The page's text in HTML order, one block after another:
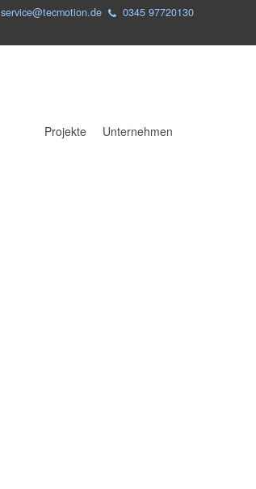
0345 97720130
service@tecmotion.de
Projekte Unternehmen